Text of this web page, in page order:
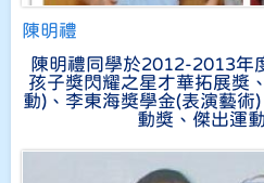
陳明禮
陳明禮同學於2012-2013年
孩子獎閃耀之星才華拓展獎
動)、李東海獎學金(表演藝術
動獎、傑出運